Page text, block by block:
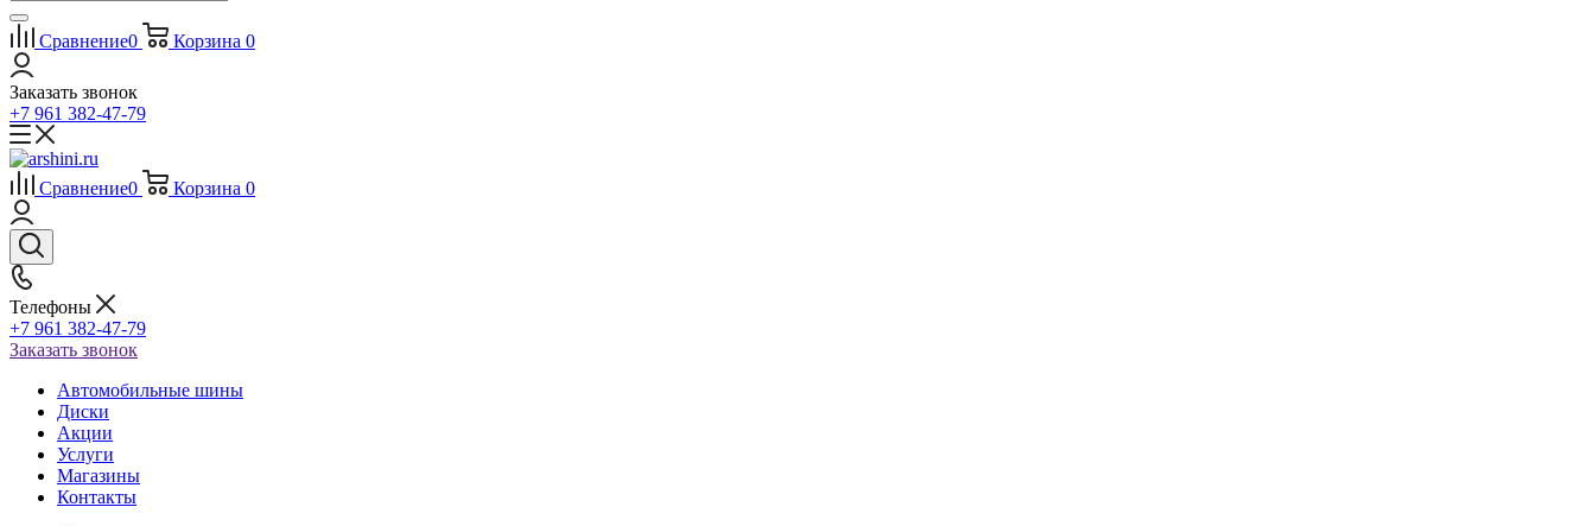
Сравнение0 Корзина 0
Заказать звонок
+7 961 382-47-79
Сравнение0 Корзина 0
Телефоны
+7 961 382-47-79
Заказать звонок
Автомобильные шины
Диски
Акции
Услуги
Магазины
Контакты